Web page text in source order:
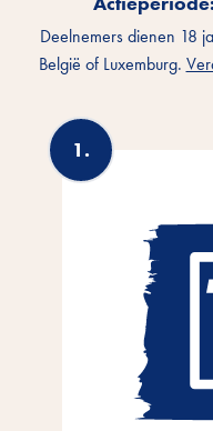
Deelnemers dienen 18
België of Luxemburg.
3.
1.